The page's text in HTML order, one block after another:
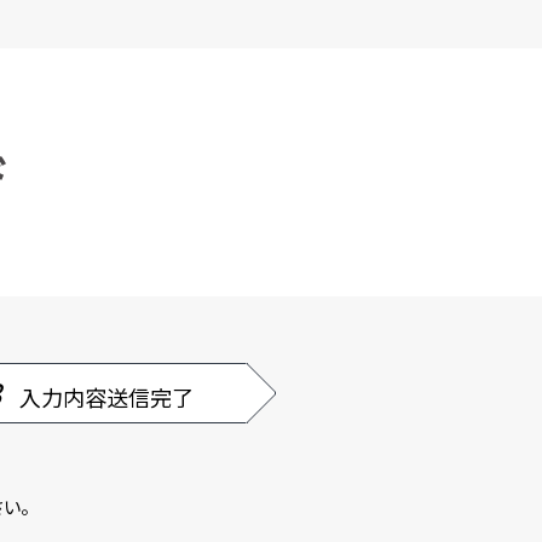
入力内容送信完了
。